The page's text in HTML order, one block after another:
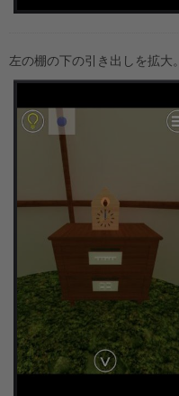
左の棚の下の引き出しを拡大。